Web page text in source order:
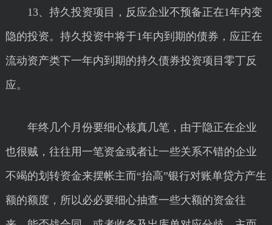
13、持久投资项目，反应企业不预备正在1年内变
隐的投资。持久投资中将于1年内到期的债券，应正在
流动资产类下一年内到期的持久债券投资项目零丁反
应。
年终几个月份要细心核真几笔，由于隐正在企业
也很贼，往往用一笔资金或者让一些关系不错的企业
不竭的划转资金来摆帐主而“抬高”银行对账单贷方产生
额的额度，所以必必要细心抽查一些大额的资金往